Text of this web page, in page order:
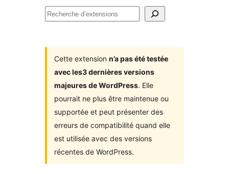
Recherche
Cette extension n’a pas été testée
avec les3 dernières versions
majeures de WordPress. Elle
pourrait ne plus être maintenue ou
supportée et peut présenter des
erreurs de compatibilité quand elle
est utilisée avec des versions
récentes de WordPress.